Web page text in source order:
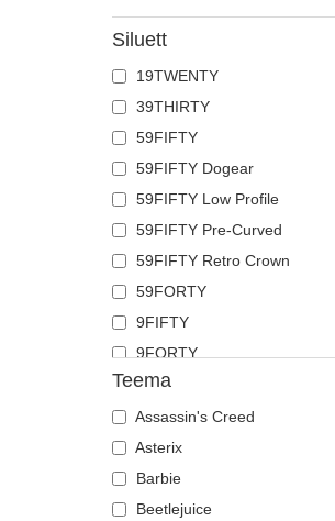
Hobune
Hüljes
Hunt
Jaaniuss
Jõehobu
Kajakas
Karu
Kass
Kiil
Kits
Koer
Koiott
Kolju
Kotkas
Krabi
Krokodill
Kukk
Siluett
19TWENTY
39THIRTY
59FIFTY
59FIFTY Dogear
59FIFTY Low Profile
59FIFTY Pre-Curved
59FIFTY Retro Crown
59FORTY
9FIFTY
9FORTY
9FORTY APEX
9FORTY M-Crown
9SEVENTY
9TWENTY
A Frame
Teema
Assassin's Creed
Asterix
Barbie
Beetlejuice